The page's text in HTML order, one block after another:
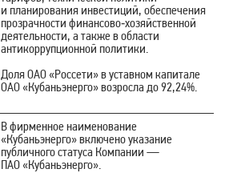
и планирования инвестиций, обеспечения
прозрачности финансово‑хозяйственной
деятельности, а также в области
антикоррупционной политики.
Доля ОАО «Россети» в уставном капитале
ОАО «Кубаньэнерго» возросла до 92,24%.
В фирменное наименование
«Кубаньэнерго» включено указание
публичного статуса Компании —
ПАО «Кубаньэнерго».